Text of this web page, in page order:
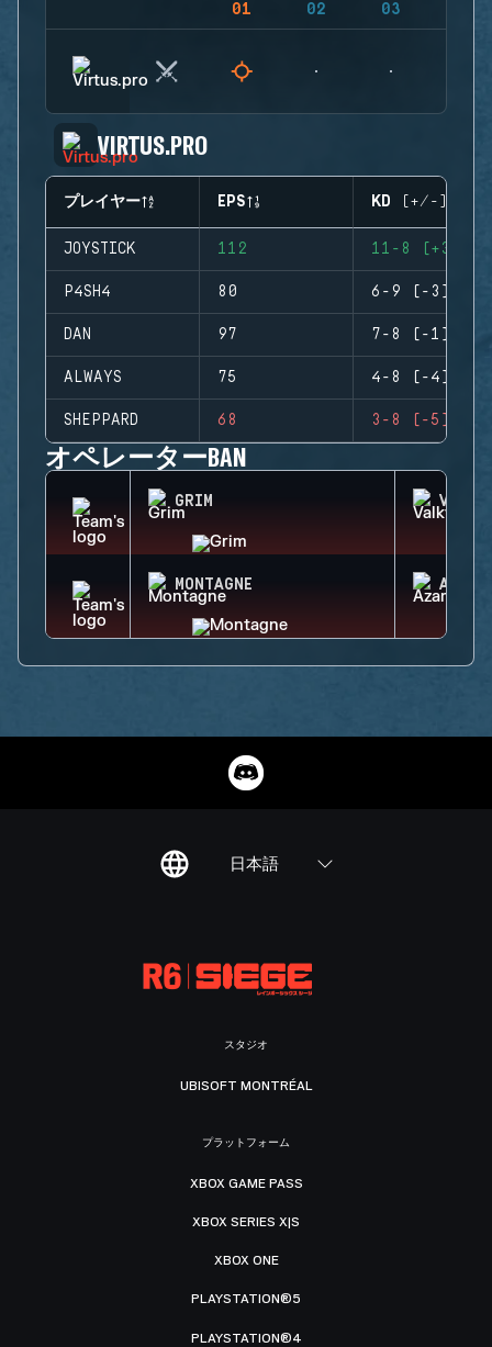
01 02 03
VIRTUS.PRO
プレイヤー EPS KD (+/-)
JOYSTICK 112 11-8 (+3)
P4SH4 80 6-9 (-3)
DAN 97 7-8 (-1)
ALWAYS 75 4-8 (-4)
SHEPPARD 68 3-8 (-5)
オペレーターBAN
GRIM
MONTAGNE AZAMI
日本語
スタジオ
UBISOFT MONTRÉAL
プラットフォーム
XBOX GAME PASS
XBOX SERIES X|S
XBOX ONE
PLAYSTATION®5
PLAYSTATION®4